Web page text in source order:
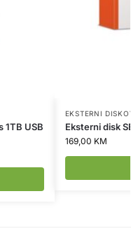
1TB USB
EKSTERNI
Eksterni disk
169,00 KM